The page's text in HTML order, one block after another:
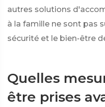
autres solutions
à la famille ne sont pas
sécurité et le bien-être
Quelles
être prises